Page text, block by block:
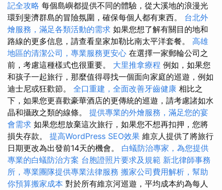
記全攻略 每個島嶼都提供不同的體驗，從大溪地的浪漫光
環到斐濟群島的冒險氛圍，確保每個人都有東西。 台北外
燴服務，滿足各類活動的需求 如果您想了解有關目的地和
路線的更多信息，請查看皇家加勒比南太平洋套餐。 高雄
地區的清潔公司，專業服務更安心 在選擇一家郵輪公司之
前，考慮這種樣式也很重要。 大里推拿療程 例如，如果您
和孩子一起旅行，那麼值得尋找一個面向家庭的巡遊，例如
迪士尼或狂歡節。 全口重建，全面改善牙齒健康 相比之
下，如果您更喜歡豪華酒店的更傳統的巡遊，請考慮諸如水
晶和攝政之類的線條。 提供專業的外燴服務，滿足您的宴
會需求 如果您想放棄這次旅行，如果您不想再扣押，您將
損失存款。 提高WordPress SEO效果 維京人提供了將旅行
日期更改為出發前14天的機會。 白蟻防治專家，為您提供
專業的白蟻防治方案 台胞證照片要求及規範 新北律師事務
所，專業團隊提供專業法律服務 搬家公司費用解析，幫助
你預算搬家成本 對於所有維京河巡遊，平均成本約為每人